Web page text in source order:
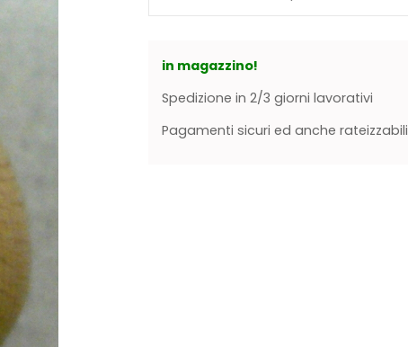
in magazzino!
Spedizione in 2/3 giorni lavorativi
Pagamenti sicuri ed anche rateizzabili